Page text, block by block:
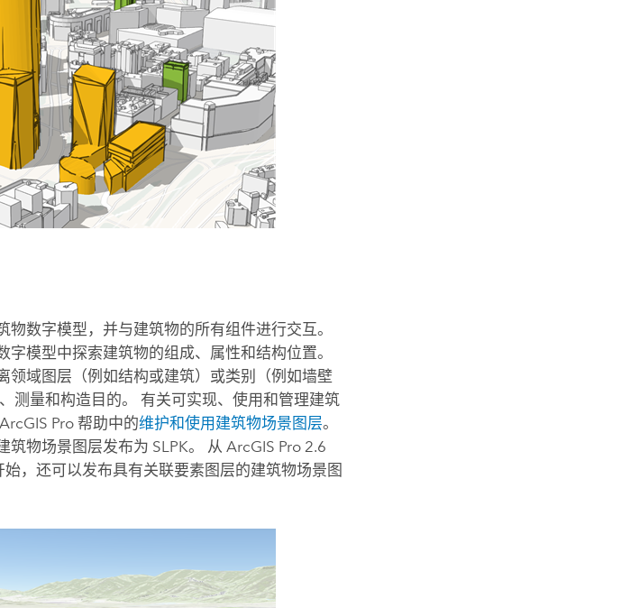
数字模型，并与建筑物的所有组件进行交互。
模型中探索建筑物的组成、属性和结构位置。
领域图层（例如结构或建筑）或类别（例如墙壁
测量和构造目的。 有关可实现、使用和管理建筑
ArcGIS Pro 帮助中的维护和使用建筑物场景图层。
筑物场景图层发布为 SLPK。 从ArcGIS Pro 2.6
始，还可以发布具有关联要素图层的建筑物场景图